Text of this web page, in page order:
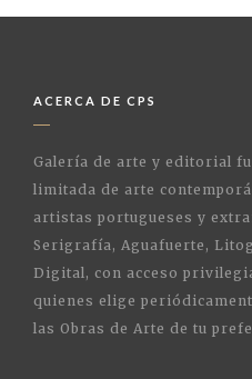
ACERCA DE CPS
Galería de arte y editorial
limitada de arte
artistas portugueses y
Serigrafía, Aguafuerte,
Digital, con acceso
quienes elige
las Obras de Arte de tu